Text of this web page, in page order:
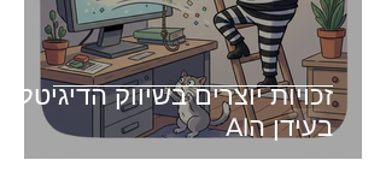
זכויות יוצרים בשיווק הדיגיטלי
בעידן הAI